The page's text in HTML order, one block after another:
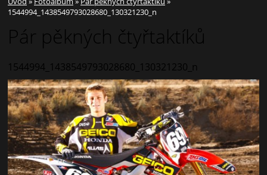
1544994_1438549793028680_130321230_n
Pár pěkných čtyřtaktíků
1544994_1438549793028680_130321230_n